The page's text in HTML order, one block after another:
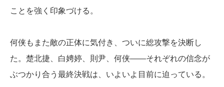
ことを強く印象づける。
何侠もまた敵の正体に気付き、ついに総攻撃を決断し
た。楚北捷、白娉婷、則尹、何侠――それぞれの信念が
ぶつかり合う最終決戦は、いよいよ目前に迫っている。